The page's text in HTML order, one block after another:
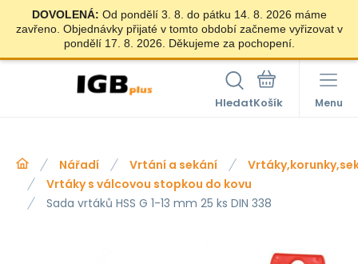
DOVOLENÁ: Od pondělí 3. 8. do pátku 14. 8. 2026 máme
zavřeno. Objednávky přijaté v tomto období začneme vyřizovat v
pondělí 17. 8. 2026. Děkujeme za pochopení.
Hledat Menu
Nářadí Vrtání a sekání
Vrtáky s válcovou stopkou do kovu
Sada vrtáků HSS G 1-13 mm 25 ks DIN 338